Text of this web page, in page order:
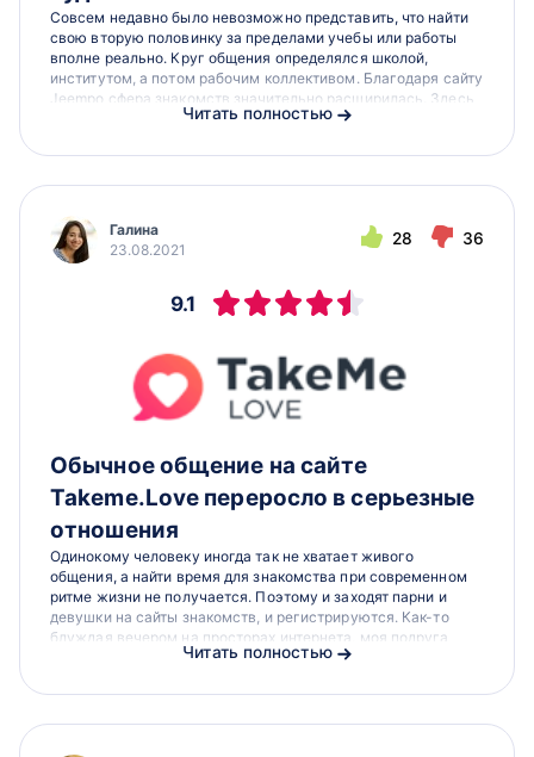
Совсем недавно было невозможно представить, что найти
свою вторую половинку за пределами учебы или работы
вполне реально. Круг общения определялся школой,
институтом, а потом рабочим коллективом. Благодаря сайту
Jeempo сфера знакомств значительно расширилась. Здесь
люди находят свои судьбы, история Екатерины и...
Читать полностью
Галина
23.08.2021
28 36
9.1
Обычное общение на сайте
Takeme.Love переросло в серьезные
отношения
Одинокому человеку иногда так не хватает живого
общения, а найти время для знакомства при современном
ритме жизни не получается. Поэтому и заходят парни и
девушки на сайты знакомств, и регистрируются. Как-то
блуждая вечером на просторах интернета, моя подруга
Галина наткнулась на...Читать полностью